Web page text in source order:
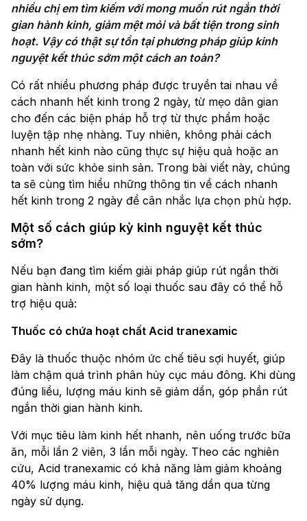
nhiều chị em tìm kiếm với mong muốn rút ngắn thời
gian hành kinh, giảm mệt mỏi và bất tiện trong sinh
hoạt. Vậy có thật sự tồn tại phương pháp giúp kinh
nguyệt kết thúc sớm một cách an toàn?
Có rất nhiều phương pháp được truyền tai nhau về
cách nhanh hết kinh trong 2 ngày, từ mẹo dân gian
cho đến các biện pháp hỗ trợ từ thực phẩm hoặc
luyện tập nhẹ nhàng. Tuy nhiên, không phải cách
nhanh hết kinh nào cũng thực sự hiệu quả hoặc an
toàn với sức khỏe sinh sản. Trong bài viết này, chúng
ta sẽ cùng tìm hiểu những thông tin về cách nhanh
hết kinh trong 2 ngày để cân nhắc lựa chọn phù hợp.
Một số cách giúp kỳ kinh nguyệt kết thúc
sớm?
Nếu bạn đang tìm kiếm giải pháp giúp rút ngắn thời
gian hành kinh, một số loại thuốc sau đây có thể hỗ
trợ hiệu quả:
Thuốc có chứa hoạt chất Acid tranexamic
Đây là thuốc thuộc nhóm ức chế tiêu sợi huyết, giúp
làm chậm quá trình phân hủy cục máu đông. Khi dùng
đúng liều, lượng máu kinh sẽ giảm dần, góp phần rút
ngắn thời gian hành kinh.
Với mục tiêu làm kinh hết nhanh, nên uống trước bữa
ăn, mỗi lần 2 viên, 3 lần mỗi ngày. Theo các nghiên
cứu, Acid tranexamic có khả năng làm giảm khoảng
40% lượng máu kinh, hiệu quả tăng dần qua từng
ngày sử dụng.